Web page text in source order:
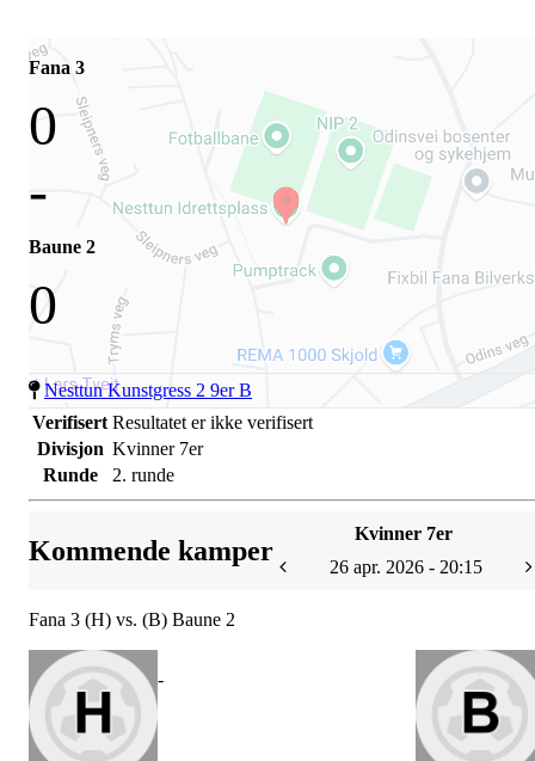
Fana 3
0
-
Baune 2
0
Nesttun Kunstgress 2 9er B
Verifisert Resultatet er ikke verifisert
Divisjon Kvinner 7er
Runde
2. runde
Kommende kamper
Kvinner 7er
26 apr. 2026 - 20:15
Fana 3 (H) vs. (B) Baune 2
-